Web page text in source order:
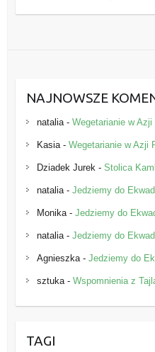
NAJNOWSZE
natalia- Wegetarianie w Azji
Kasia- Wegetarianie w Azji
Dziadek Jurek - Stolica
natalia- Jedziemy do
Monika- Jedziemy do
natalia- Jedziemy do
Agnieszka- Jedziemy do
sztuka- Wspomnienia z
TAGI